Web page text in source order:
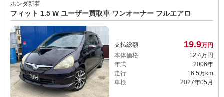
ホンダ新着
フィット 1.5 W ユーザー買取車 ワンオーナー フルエアロ
支払総額 19.9万円
本体価格
12.4万円
年式
2006年
走行
16.5万km
車検
2027年05月